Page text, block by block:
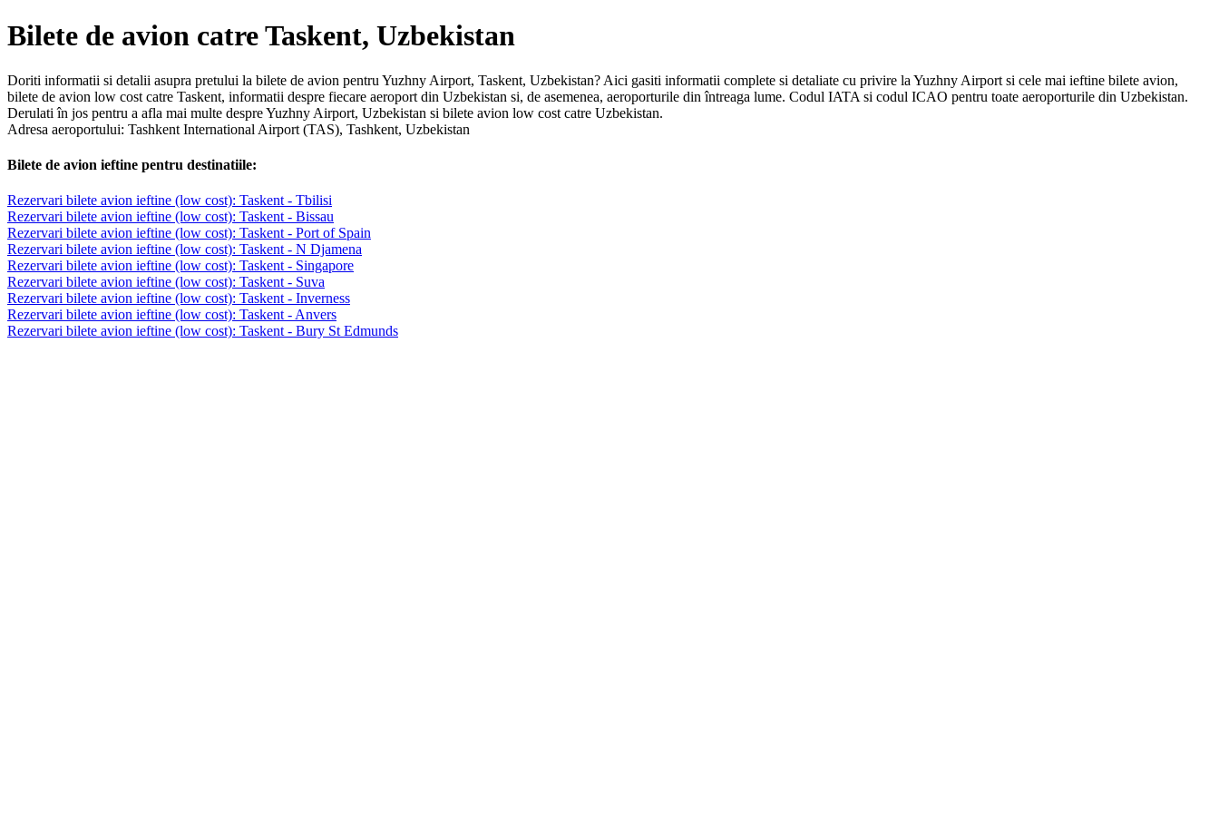
Bilete de avion catre Taskent, Uzbekistan
Doriti informatii si detalii asupra pretului la bilete de avion pentru Yuzhny Airport, Taskent, Uzbekistan? Aici gasiti informatii complete si detaliate cu privire la Yuzhny Airport si cele mai ieftine bilete avion,
bilete de avion low cost catre Taskent, informatii despre fiecare aeroport din Uzbekistan si, de asemenea, aeroporturile din întreaga lume. Codul IATA si codul ICAO pentru toate aeroporturile din Uzbekistan.
Derulati în jos pentru a afla mai multe despre Yuzhny Airport, Uzbekistan si bilete avion low cost catre Uzbekistan.
Adresa aeroportului: Tashkent International Airport (TAS), Tashkent, Uzbekistan
Bilete de avion ieftine pentru destinatiile:
Rezervari bilete avion ieftine (low cost): Taskent - Tbilisi
Rezervari bilete avion ieftine (low cost): Taskent - Bissau
Rezervari bilete avion ieftine (low cost): Taskent - Port of Spain
Rezervari bilete avion ieftine (low cost): Taskent - N Djamena
Rezervari bilete avion ieftine (low cost): Taskent - Singapore
Rezervari bilete avion ieftine (low cost): Taskent - Suva
Rezervari bilete avion ieftine (low cost): Taskent - Inverness
Rezervari bilete avion ieftine (low cost): Taskent - Anvers
Rezervari bilete avion ieftine (low cost): Taskent - Bury St Edmunds